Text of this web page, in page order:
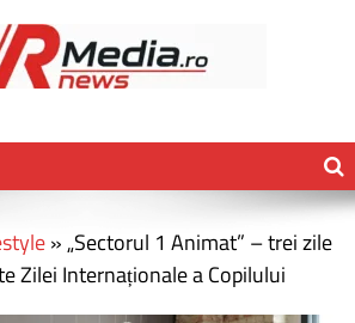
»„Sectorul 1 Animat” – trei zile
Zilei Internaționale a Copilului